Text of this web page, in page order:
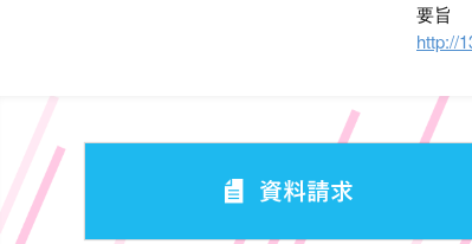
要旨
http://